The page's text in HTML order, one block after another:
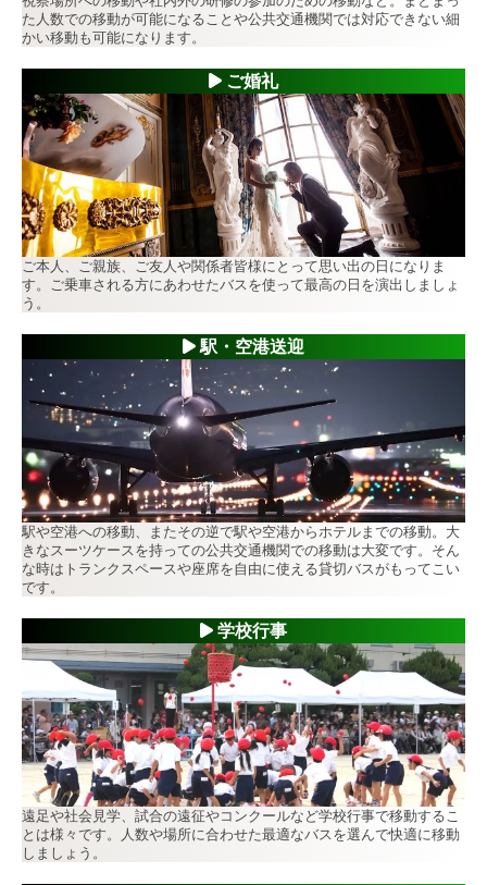
た人数での移動が可能になることや公共交通機関では対応できない細
かい移動も可能になります。
ご婚礼
ご本人、ご親族、ご友人や関係者皆様にとって思い出の日になりま
す。ご乗車される方にあわせたバスを使って最高の日を演出しましょ
う。
駅・空港送迎
駅や空港への移動、またその逆で駅や空港からホテルまでの移動。大
きなスーツケースを持っての公共交通機関での移動は大変です。そん
な時はトランクスペースや座席を自由に使える貸切バスがもってこい
です。
学校行事
遠足や社会見学、試合の遠征やコンクールなど学校行事で移動するこ
とは様々です。人数や場所に合わせた最適なバスを選んで快適に移動
しましょう。